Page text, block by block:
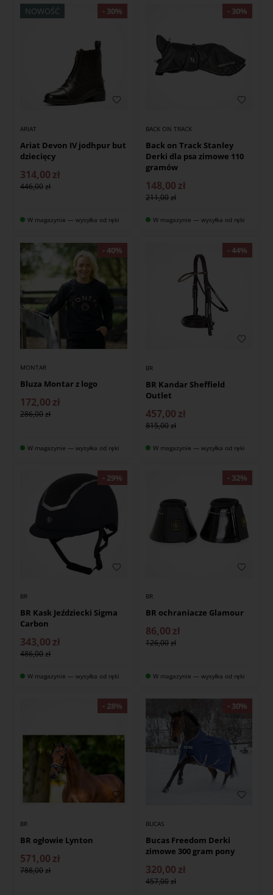
NOWOŚĆ
ARIAT
Ariat Devon IV jodhpur but
dziecięcy
314,00 zł
446,00
W magazynie — wysyłka od ręki
BACK ON TRACK
Back on Track Stanley
Derki dla psa zimowe 110
gramów
148,00 zł
211,00
W magazynie — wysyłka od ręki
MONTAR
Bluza Montar z logo
172,00 zł
286,00
W magazynie — wysyłka od ręki
BR
BR Kandar Sheffield
Outlet
457,00 zł
815,00
W magazynie — wysyłka od ręki
BR
BR Kask Jeździecki Sigma
Carbon
343,00 zł
486,00
W magazynie — wysyłka od ręki
BR
BR ochraniacze Glamour
86,00 zł
126,00
W magazynie — wysyłka od ręki
BR
BR ogłowie Lynton
571,00 zł
788,00
BUCAS
Bucas Freedom Derki
zimowe 300 gram pony
320,00 zł
457,00